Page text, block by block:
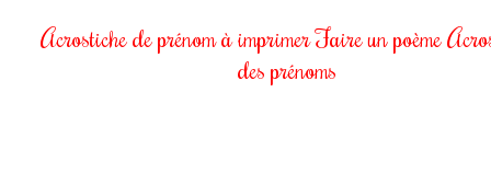
Acrostiche de prénom à imprimer Faire un poème
des prénoms